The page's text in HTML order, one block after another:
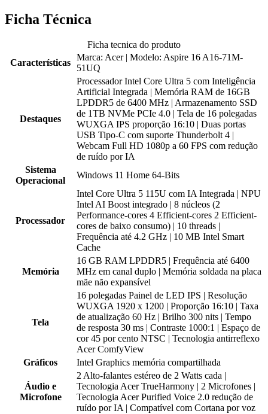
Ficha Técnica
Ficha tecnica do produto
Características
Marca: Acer | Modelo: Aspire 16 A16-71M-
51UQ
Destaques
Processador Intel Core Ultra 5 com Inteligência
Artificial Integrada | Memória RAM de 16GB
LPDDR5 de 6400 MHz | Armazenamento SSD
de 1TB NVMe PCIe 4.0 | Tela de 16 polegadas
WUXGA IPS proporção 16:10 | Duas portas
USB Tipo-C com suporte Thunderbolt 4 |
Webcam Full HD 1080p a 60 FPS com redução
de ruído por IA
Sistema
Operacional
Windows 11 Home 64-Bits
Processador
Intel Core Ultra 5 115U com IA Integrada | NPU
Intel AI Boost integrado | 8 núcleos (2
Performance-cores 4 Efficient-cores 2 Efficient-
cores de baixo consumo) | 10 threads |
Frequência até 4.2 GHz | 10 MB Intel Smart
Cache
Memória
16 GB RAM LPDDR5 | Frequência até 6400
MHz em canal duplo | Memória soldada na placa
mãe não expansível
Tela
16 polegadas Painel de LED IPS | Resolução
WUXGA 1920 x 1200 | Proporção 16:10 | Taxa
de atualização 60 Hz | Brilho 300 nits | Tempo
de resposta 30 ms | Contraste 1000:1 | Espaço de
cor 45 por cento NTSC | Tecnologia antirreflexo
Acer ComfyView
Gráficos
Intel Graphics memória compartilhada
Áudio e
Microfone
2 Alto-falantes estéreo de 2 Watts cada |
Tecnologia Acer TrueHarmony | 2 Microfones |
Tecnologia Acer Purified Voice 2.0 redução de
ruído por IA | Compatível com Cortana por voz